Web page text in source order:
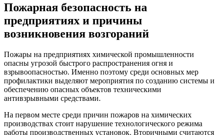
Пожарная безопасность на
предприятиях и причины
возникновения возгораний
Пожары на предприятиях химической промышленности
опасны угрозой быстрого распространения огня и
взрывоопасностью. Именно поэтому среди основных мер
профилактики выделяют мероприятия по созданию системы и
обеспечению опасных объектов техническими
антивзрывными средствами.
На первом месте среди причин пожаров на химических
производствах стоит нарушение технологического режима
работы производственных установок. Вторичными считаются